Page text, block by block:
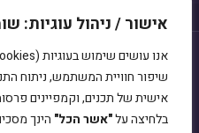
אישור / ניהול עוגיות:
שיפור חוויית המשתמש, ניתוח
אישית של תכנים, וקמפיינים
בלחיצה על"אשר הכל" הינך
© כל הזכויות שמורות